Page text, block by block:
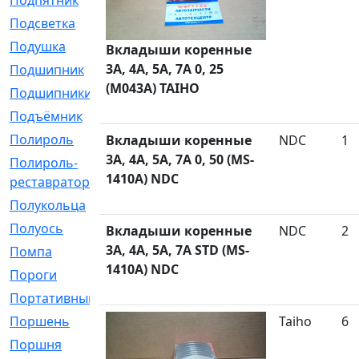
Подсветка
[1]
Подушка
[1540]
Подшипник
[1825]
Подшипники
[106]
Подъёмник
Полироль
[1]
Полироль-
реставратор
[1]
Полукольца
Полуось
[43]
Помпа
[537]
Пороги
[1]
Портативный
Поршень
[5]
Поршня
Вкладыши коренные
3A, 4A, 5A, 7A 0, 25
(M043A) TAIHO
Вкладыши коренные
3A, 4A, 5A, 7A 0, 50 (MS-
1410A) NDC
NDC 1
Вкладыши коренные
3A, 4A, 5A, 7A STD (MS-
1410A) NDC
NDC 2
Taiho 6